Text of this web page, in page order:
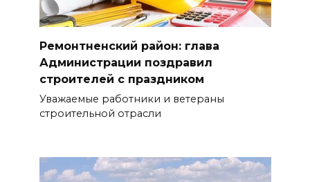
Ремонтненский район: глава
Администрации поздравил
строителей с праздником
Уважаемые работники и ветераны
строительной отрасли